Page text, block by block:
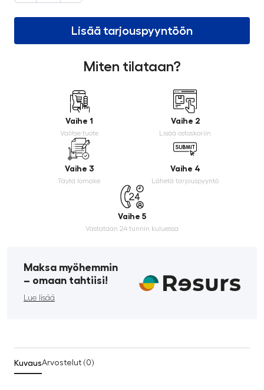
Lisää tarjouspyyntöön
Miten tilataan?
Vaihe 1
Valitse tuote
Vaihe 2
Lisää ostoskoriin
Vaihe 3
Täytä lomake
Vaihe 4
Lähetä tarjouspyyntö
Vaihe 5
Vastataan 24 tunnin kuluessa
Maksa myöhemmin
­– omaan tahtiisi!
Lue lisää
KuvausArvostelut (0)